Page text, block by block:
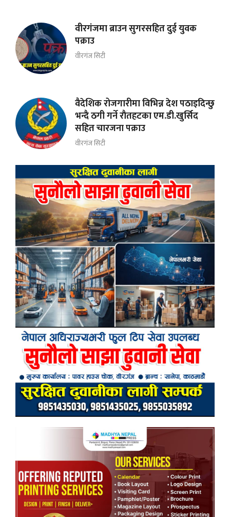
वीरगंजमा ब्राउन सुगरसहित दुई युवक
पक्राउ
वीरगंज सिटी
वैदेशिक रोजगारीमा विभिन्न देश पठाइदिन्छु
भन्दै ठगी गर्ने राैतहटका एम.डी.खुर्सिद
सहित चारजना पक्राउ
वीरगंज सिटी